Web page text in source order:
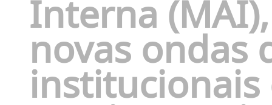
Interna
novas ondas